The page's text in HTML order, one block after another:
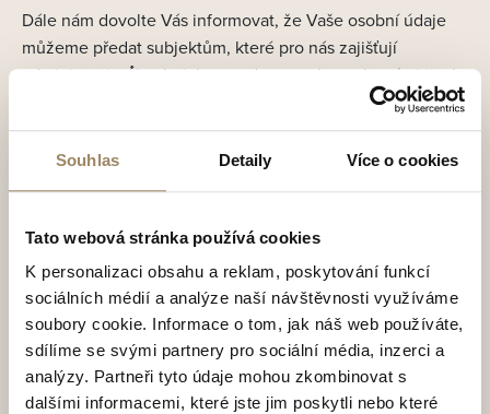
Souhlas Detaily Více o cookies
Tato webová stránka používá cookies
K personalizaci obsahu a reklam, poskytování funkcí
sociálních médií a analýze naší návštěvnosti využíváme
soubory cookie. Informace o tom, jak náš web používáte,
sdílíme se svými partnery pro sociální média, inzerci a
analýzy. Partneři tyto údaje mohou zkombinovat s
dalšími informacemi, které jste jim poskytli nebo které
Dále nám dovolte Vás informovat, že Vaše osobní údaje
můžeme předat subjektům, které pro nás zajišťují
administrativní́/technickou podporu nebo se kterými jinak
spolupracujeme, pokud tyto subjekty poskytnou
maximální záruky o technickém a organizačním
zabezpečení ochrany zpracovávaných osobních údajů.
prostředcích zpracování. Pokud využíváme cloudových
uložišť, jsou zásadně umístěna v rámci EU a vždy je
zajištěn vysoký stupeň zabezpečení údajů. Nejčastěji
budou příjemci osobních údajů, dodavatelé IT služeb,
včetně cloudových uložišť, marketingové agentury,
advokáti, poskytovatele tiskových a poštovních služeb,
včetně kurýrů. Vaše osobní údaje rovněž můžeme předat